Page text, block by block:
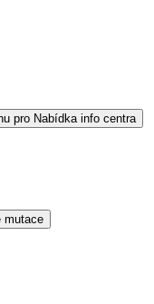
pro Nabídka info centra
mutace